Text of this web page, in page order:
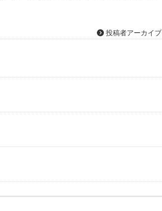
投稿者アーカイブ